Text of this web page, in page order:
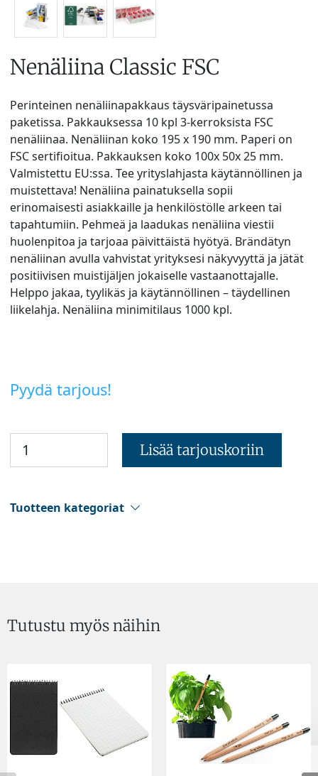
Nenäliina Classic FSC
Perinteinen nenäliinapakkaus täysväripainetussa
paketissa. Pakkauksessa 10 kpl 3-kerroksista FSC
nenäliinaa. Nenäliinan koko 195 x 190 mm. Paperi on
FSC sertifioitua. Pakkauksen koko 100x 50x 25 mm.
Valmistettu EU:ssa. Tee yrityslahjasta käytännöllinen ja
muistettava! Nenäliina painatuksella sopii
erinomaisesti asiakkaille ja henkilöstölle arkeen tai
tapahtumiin. Pehmeä ja laadukas nenäliina viestii
huolenpitoa ja tarjoaa päivittäistä hyötyä. Brändätyn
nenäliinan avulla vahvistat yrityksesi näkyvyyttä ja jätät
positiivisen muistijäljen jokaiselle vastaanottajalle.
Helppo jakaa, tyylikäs ja käytännöllinen – täydellinen
liikelahja. Nenäliina minimitilaus 1000 kpl.
Pyydä tarjous!
Lisää tarjouskoriin
Tuotteen kategoriat
Tutustu myös näihin